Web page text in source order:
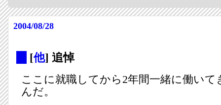
2004/08/28
[他] 追悼
ここに就職してから2年間一緒に働いて
んだ。